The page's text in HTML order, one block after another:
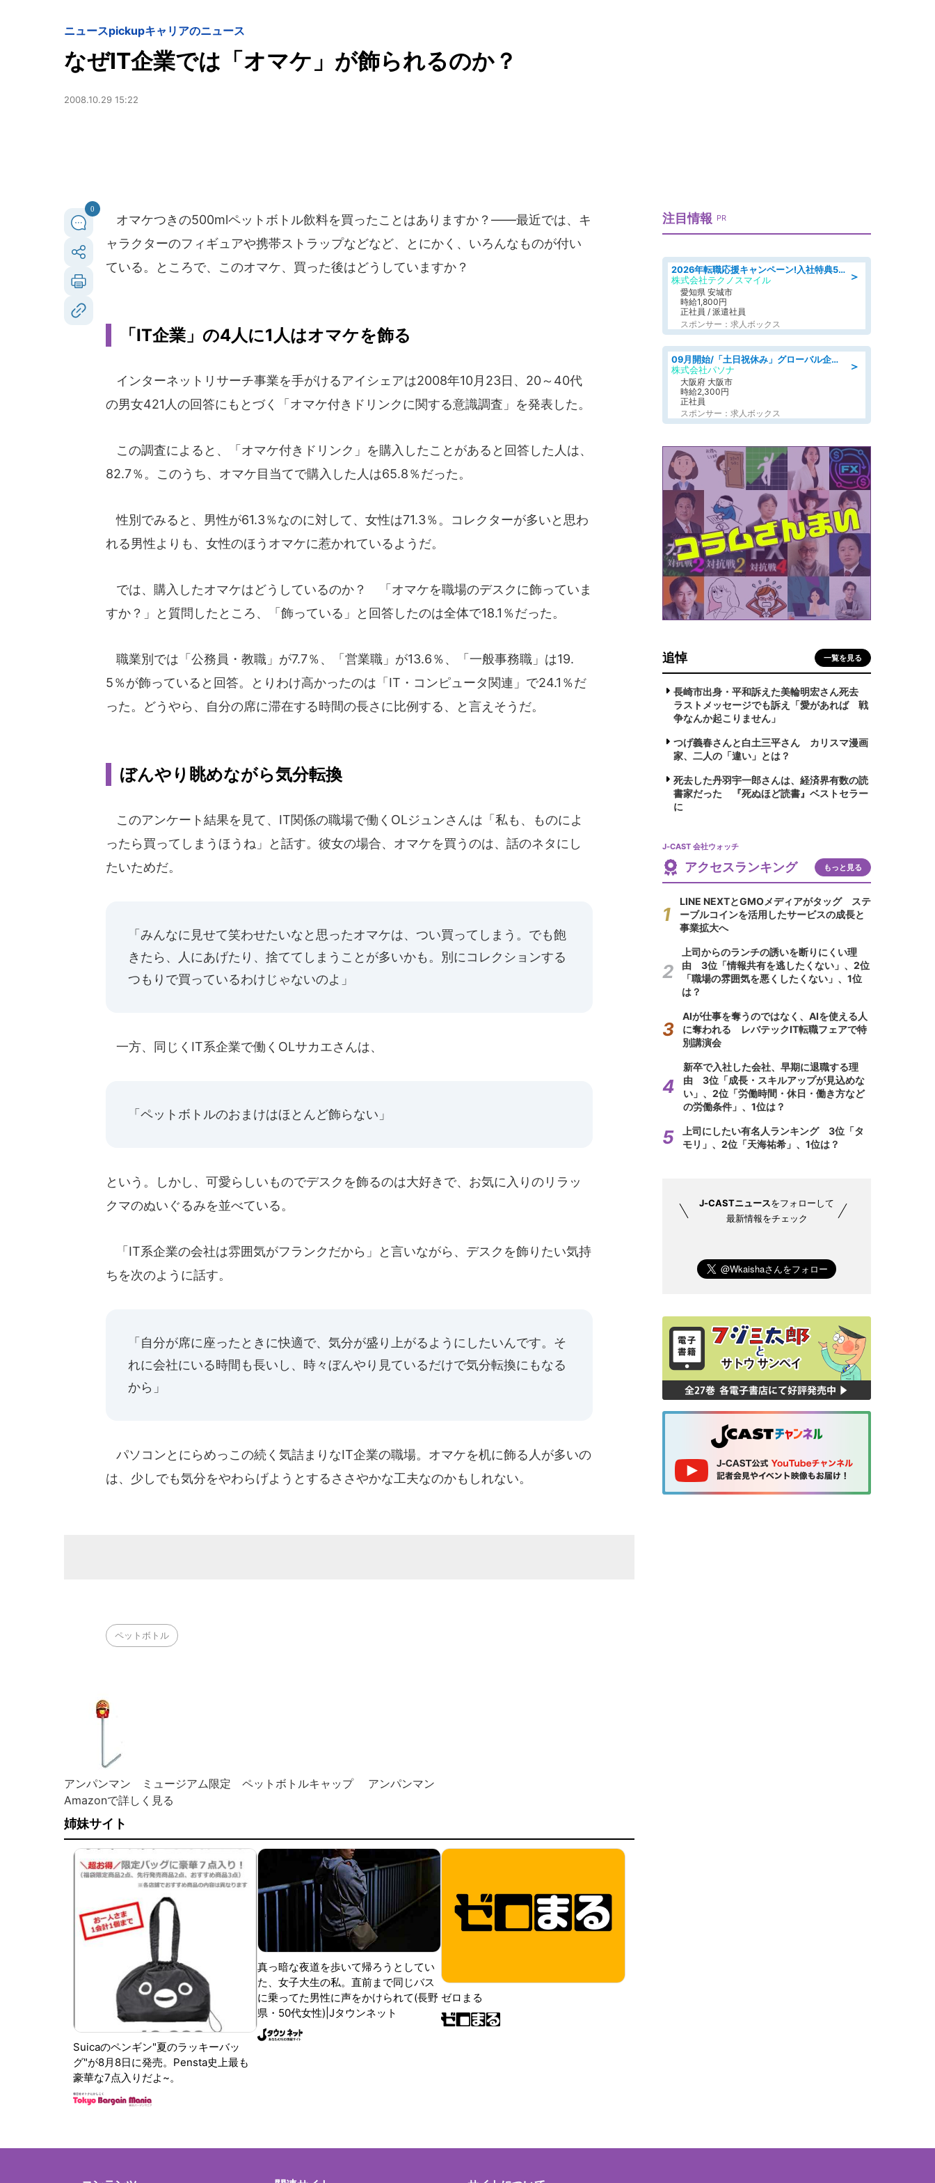
ニュースpickupキャリアのニュース
なぜIT企業では「オマケ」が飾られるのか？
2008.10.29 15:22
0
オマケつきの500mlペットボトル飲料を買ったことはありますか？――最近では、キ
ャラクターのフィギュアや携帯ストラップなどなど、とにかく、いろんなものが付い
ている。ところで、このオマケ、買った後はどうしていますか？
「IT企業」の4人に1人はオマケを飾る
インターネットリサーチ事業を手がけるアイシェアは2008年10月23日、20～40代
の男女421人の回答にもとづく「オマケ付きドリンクに関する意識調査」を発表した。
この調査によると、「オマケ付きドリンク」を購入したことがあると回答した人は、
82.7％。このうち、オマケ目当てで購入した人は65.8％だった。
性別でみると、男性が61.3％なのに対して、女性は71.3％。コレクターが多いと思わ
れる男性よりも、女性のほうオマケに惹かれているようだ。
では、購入したオマケはどうしているのか？ 「オマケを職場のデスクに飾っていま
すか？」と質問したところ、「飾っている」と回答したのは全体で18.1％だった。
職業別では「公務員・教職」が7.7％、「営業職」が13.6％、「一般事務職」は19.
5％が飾っていると回答。とりわけ高かったのは「IT・コンピュータ関連」で24.1％だ
った。どうやら、自分の席に滞在する時間の長さに比例する、と言えそうだ。
ぼんやり眺めながら気分転換
このアンケート結果を見て、IT関係の職場で働くOLジュンさんは「私も、ものによ
ったら買ってしまうほうね」と話す。彼女の場合、オマケを買うのは、話のネタにし
たいためだ。
「みんなに見せて笑わせたいなと思ったオマケは、つい買ってしまう。でも飽
きたら、人にあげたり、捨ててしまうことが多いかも。別にコレクションする
つもりで買っているわけじゃないのよ」
一方、同じくIT系企業で働くOLサカエさんは、
「ペットボトルのおまけはほとんど飾らない」
という。しかし、可愛らしいものでデスクを飾るのは大好きで、お気に入りのリラッ
クマのぬいぐるみを並べている。
「IT系企業の会社は雰囲気がフランクだから」と言いながら、デスクを飾りたい気持
ちを次のように話す。
「自分が席に座ったときに快適で、気分が盛り上がるようにしたいんです。そ
れに会社にいる時間も長いし、時々ぼんやり見ているだけで気分転換にもなる
から」
パソコンとにらめっこの続く気詰まりなIT企業の職場。オマケを机に飾る人が多いの
は、少しでも気分をやわらげようとするささやかな工夫なのかもしれない。
ペットボトル
アンパンマン ミュージアム限定 ペットボトルキャップ アンパンマン
Amazonで詳しく見る
姉妹サイト
Suicaのペンギン"夏のラッキーバッ
グ"が8月8日に発売。Pensta史上最も
豪華な7点入りだよ~。
真っ暗な夜道を歩いて帰ろうとしてい
た、女子大生の私。直前まで同じバス
に乗ってた男性に声をかけられて(長野
県・50代女性)|Jタウンネット
ゼロまる
注目情報 PR
＞
2026年転職応援キャンペーン!入社特典58万円/デンソーで働こう!自動車工場で小型部品の検査業務 denso aichi
株式会社テクノスマイル
愛知県 安城市
時給1,800円
正社員 / 派遣社員
スポンサー：求人ボックス
＞
09月開始/「土日祝休み」グローバル企業での産業保健のお仕事/保健師/高時給/残業なし/服装自由
株式会社パソナ
大阪府 大阪市
時給2,300円
正社員
スポンサー：求人ボックス
追悼 一覧を見る
長崎市出身・平和訴えた美輪明宏さん死去
ラストメッセージでも訴え「愛があれば 戦
争なんか起こりません」
つげ義春さんと白土三平さん カリスマ漫画
家、二人の「違い」とは？
死去した丹羽宇一郎さんは、経済界有数の読
書家だった 『死ぬほど読書』ベストセラー
に
J-CAST 会社ウォッチ
アクセスランキング もっと見る
LINE NEXTとGMOメディアがタッグ ステ
ーブルコインを活用したサービスの成長と
事業拡大へ
上司からのランチの誘いを断りにくい理
由 3位「情報共有を逃したくない」、2位
「職場の雰囲気を悪くしたくない」、1位
は？
AIが仕事を奪うのではなく、AIを使える人
に奪われる レバテックIT転職フェアで特
別講演会
新卒で入社した会社、早期に退職する理
由 3位「成長・スキルアップが見込めな
い」、2位「労働時間・休日・働き方など
の労働条件」、1位は？
上司にしたい有名人ランキング 3位「タ
モリ」、2位「天海祐希」、1位は？
J-CASTニュースをフォローして
最新情報をチェック